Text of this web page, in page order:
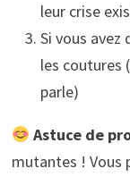
leur crise
Si vous avez
les coutures
parle)
Astuce de
mutantes ! Vous